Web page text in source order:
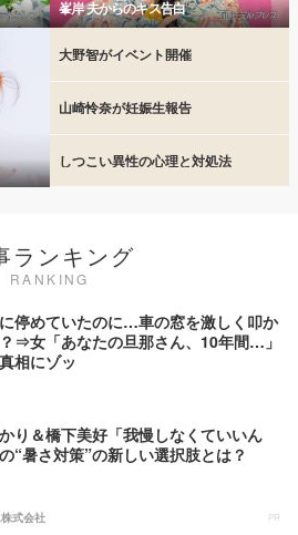
峯岸 夫からのキス告白
大野智がイベント開催
山崎怜奈が妊娠生報告
しつこい異性の心理と対処法
ランキング
RANKING
停めていたのに…車の窓を激しく叩か
⇒女「あなたの旦那さん、10年間…」
相にゾッ
り＆橋下美好「我慢しなくていいん
“暑さ対策”の新しい選択肢とは？
式会社 PR